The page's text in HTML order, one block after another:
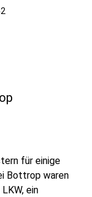
für einige
Bottrop waren
ein